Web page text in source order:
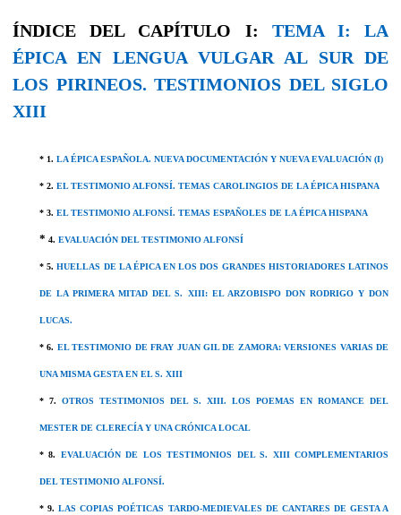
ÍNDICE DEL CAPÍTULO I: TEMA I: LA
ÉPICA EN LENGUA VULGAR AL SUR DE
LOS PIRINEOS. TESTIMONIOS DEL SIGLO
XIII
* 1. LA ÉPICA ESPAÑOLA. NUEVA DOCUMENTACIÓN Y NUEVA EVALUACIÓN (I)
* 2. EL TESTIMONIO ALFONSÍ. TEMAS CAROLINGIOS DE LA ÉPICA HISPANA
* 3. EL TESTIMONIO ALFONSÍ. TEMAS ESPAÑOLES DE LA ÉPICA HISPANA
* 4. EVALUACIÓN DEL TESTIMONIO ALFONSÍ
* 5.HUELLAS DE LA ÉPICA EN LOS DOS GRANDES HISTORIADORES LATINOS
DE LA PRIMERA MITAD DEL S. XIII: EL ARZOBISPO DON RODRIGO Y DON
LUCAS.
* 6. EL TESTIMONIO DE FRAY JUAN GIL DE ZAMORA: VERSIONES VARIAS DE
UNA MISMA GESTA EN EL S. XIII
* 7. OTROS TESTIMONIOS DEL S. XIII. LOS POEMAS EN ROMANCE DEL
MESTER DE CLERECÍA Y UNA CRÓNICA LOCAL
* 8. EVALUACIÓN DE LOS TESTIMONIOS DEL S. XIII COMPLEMENTARIOS
DEL TESTIMONIO ALFONSÍ.
* 9.LAS COPIAS POÉTICAS TARDO-MEDIEVALES DE CANTARES DE GESTA A